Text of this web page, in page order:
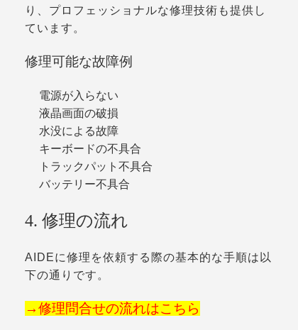
り、プロフェッショナルな修理技術も提供し
ています。
修理可能な故障例
電源が入らない
液晶画面の破損
水没による故障
キーボードの不具合
トラックパット不具合
バッテリー不具合
4. 修理の流れ
AIDEに修理を依頼する際の基本的な手順は以
下の通りです。
→修理問合せの流れはこちら